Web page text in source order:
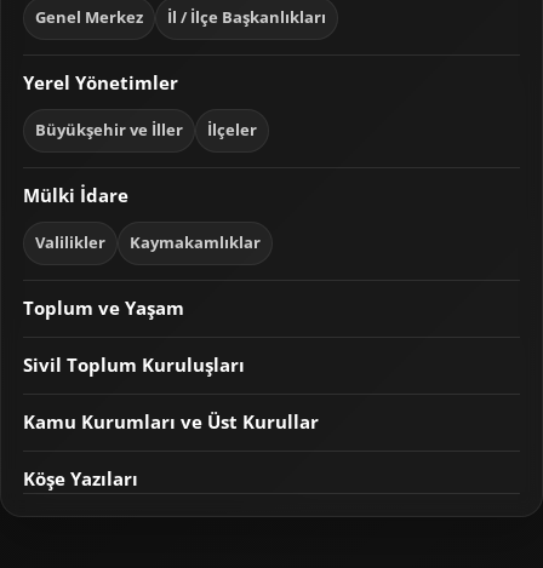
Genel Merkez İl / İlçe Başkanlıkları
Yerel Yönetimler
Büyükşehir ve İller İlçeler
Mülki İdare
Valilikler Kaymakamlıklar
Toplum ve Yaşam
Sivil Toplum Kuruluşları
Kamu Kurumları ve Üst Kurullar
Köşe Yazıları